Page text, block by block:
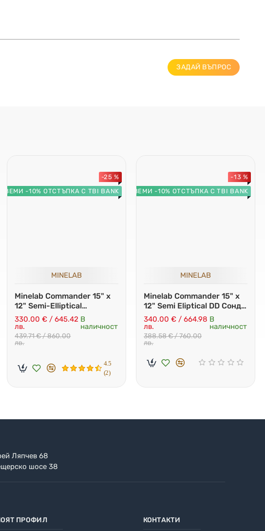
ЗАДАЙ ВЪПРОС
ВЗЕМИ -10% ОТСТЪПКА С TBI BANK
-25 %
MINELAB
Minelab Commander 15" x
12" Semi-Elliptical
Monoloop Сонда
330.00 € / 645.42
лв.
439.71 € / 860.00
лв.
В
наличност
4.5
(2)
ВЗЕМИ -10% ОТСТЪПКА С TBI BANK
-13 %
MINELAB
Minelab Commander 15" x
12" Semi Eliptical DD Сонда
+ Безплатна доставка
340.00 € / 664.98
лв.
388.58 € / 760.00
лв.
В
наличност
Ляпчев 68
шосе 38
ПРОФИЛ КОНТАКТИ